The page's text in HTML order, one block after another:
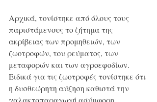
Αρχικά, τονίστηκε από όλους τους
παριστάμενους το ζήτημα της
ακρίβειας των προμηθειών, των
ζωοτροφών, του ρεύματος, των
μεταφορών και των αγροεφοδίων.
Ειδικά για τις ζωοτροφές τονίστηκε ότι
η δυσθεώρητη αύξηση καθιστά την
γαλακτοπαραγωγή ασύμφορη,